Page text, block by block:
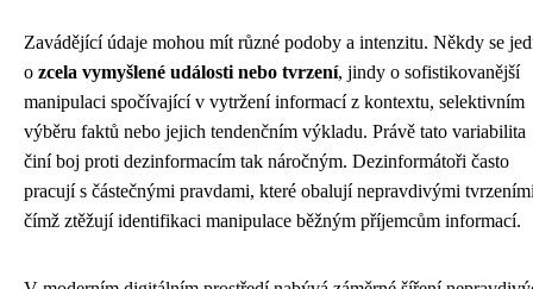
Zavádějící údaje mohou mít různé podoby a intenzitu. Někdy se
o zcela vymyšlené události nebo tvrzení, jindy o sofistikovanější
manipulaci spočívající v vytržení informací z kontextu, selektivním
výběru faktů nebo jejich tendenčním výkladu. Právě tato variabilita
činí boj proti dezinformacím tak náročným. Dezinformátoři často
pracují s částečnými pravdami, které obalují nepravdivými
čímž ztěžují identifikaci manipulace běžným příjemcům informací.